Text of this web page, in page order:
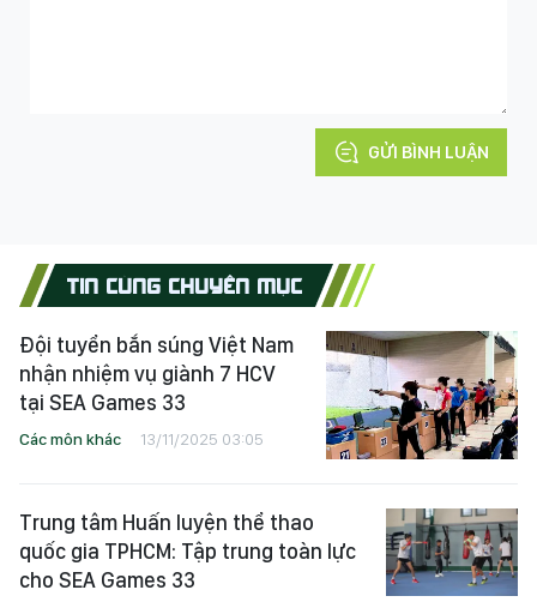
GỬI BÌNH LUẬN
TIN CÙNG CHUYÊN MỤC
Đội tuyển bắn súng Việt Nam
nhận nhiệm vụ giành 7 HCV
tại SEA Games 33
Các môn khác 13/11/2025 03:05
Trung tâm Huấn luyện thể thao
quốc gia TPHCM: Tập trung toàn lực
cho SEA Games 33